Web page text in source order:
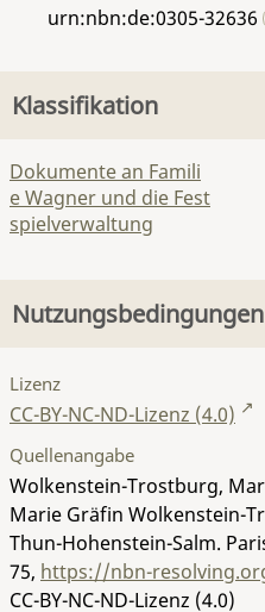
urn:nbn:de:0305-32636
Klassifikation
Dokumente an Famili
e Wagner und die Fest
spielverwaltung
Nutzungsbedingungen
Lizenz
CC-BY-NC-ND-Lizenz (4.0)
Quellenangabe
Wolkenstein-Trostburg,
Marie Gräfin Wolkenstein-
Thun-Hohenstein-Salm.
75, https://nbn-
CC-BY-NC-ND-Lizenz (4.0)